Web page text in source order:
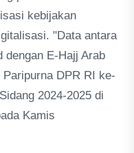
kebijakan
"Data antara
E-Hajj Arab
DPR RI ke-
2024-2025 di
Kamis